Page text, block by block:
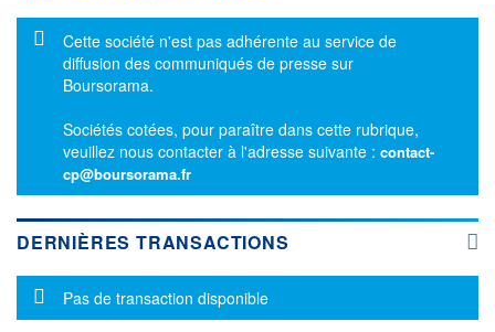
Message d'information
Cette société n'est pas adhérente au service de
diffusion des communiqués de presse sur
Boursorama.
Sociétés cotées, pour paraître dans cette rubrique,
veuillez nous contacter à l'adresse suivante : contact-
cp@boursorama.fr
DERNIÈRES TRANSACTIONS
Message d'information
Pas de transaction disponible